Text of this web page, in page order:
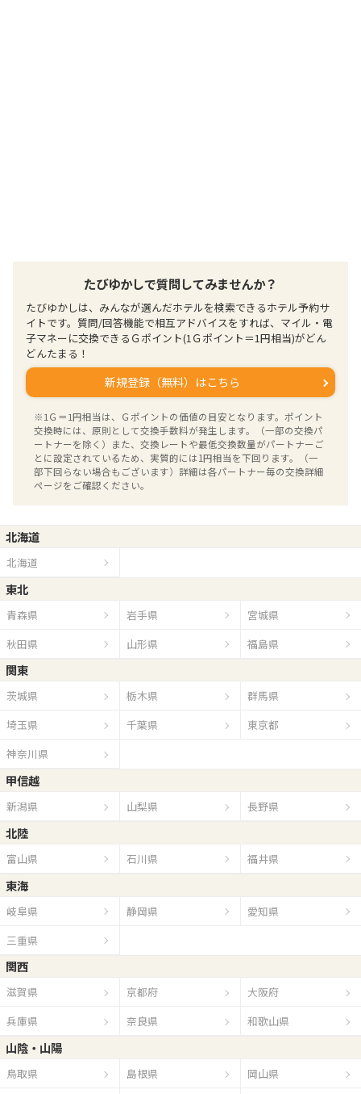
たびゆかしで質問してみませんか？
たびゆかしは、みんなが選んだホテルを検索できるホテル予約サ
イトです。質問/回答機能で相互アドバイスをすれば、マイル・電
子マネーに交換できるＧポイント(1Ｇポイント＝1円相当)がどん
どんたまる！
新規登録（無料）はこちら
※1Ｇ＝1円相当は、Ｇポイントの価値の目安となります。ポイント
交換時には、原則として交換手数料が発生します。（一部の交換パ
ートナーを除く）また、交換レートや最低交換数量がパートナーご
とに設定されているため、実質的には1円相当を下回ります。（一
部下回らない場合もございます）詳細は各パートナー毎の交換詳細
ページをご確認ください。
北海道
北海道
東北
青森県 岩手県
宮城県
秋田県
山形県 福島県
関東
茨城県 栃木県
群馬県
埼玉県
千葉県
東京都
神奈川県
甲信越
新潟県 山梨県 長野県
北陸
富山県 石川県 福井県
東海
岐阜県 静岡県
愛知県
三重県
関西
滋賀県 京都府
大阪府
兵庫県
奈良県 和歌山県
山陰・山陽
鳥取県 島根県
岡山県